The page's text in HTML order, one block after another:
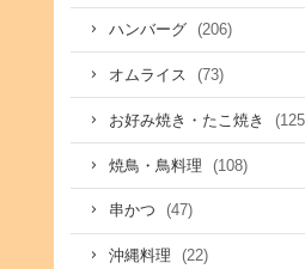
ハンバーグ (206)
オムライス (73)
お好み焼き・たこ焼き
焼鳥・鳥料理 (108)
串かつ (47)
沖縄料理 (22)